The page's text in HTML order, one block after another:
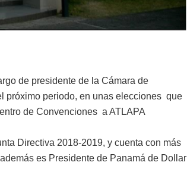
de presidente de la Cámara de
próximo periodo, en unas elecciones que
de Convenciones a ATLAPA
Directiva 2018-2019, y cuenta con más
es Presidente de Panamá de Dollar